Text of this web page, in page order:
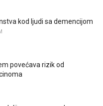
kod ljudi sa demencijom
povećava rizik od